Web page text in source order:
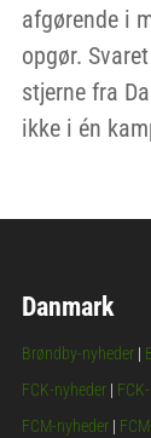
afgørende i
opgør.
stjerne fra
ikke i én
Danmark
Brøndby-nyheder|
FCK-nyheder|
FCM-nyheder|